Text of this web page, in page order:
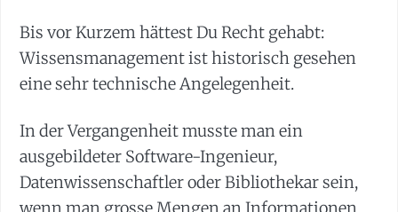
Bis vor Kurzem hättest Du Recht gehabt:
Wissensmanagement ist historisch gesehen
eine sehr technische Angelegenheit.
In der Vergangenheit musste man ein
ausgebildeter Software-Ingenieur,
Datenwissenschaftler oder Bibliothekar sein,